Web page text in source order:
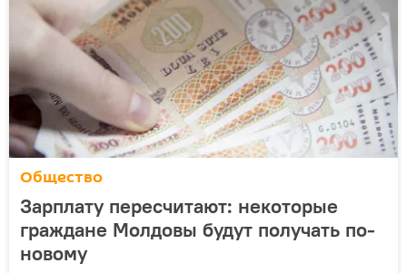
Общество
Зарплату пересчитают: некоторые
граждане Молдовы будут получать по-
новому